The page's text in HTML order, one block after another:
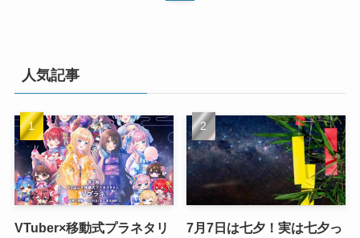
人気記事
VTuber×移動式プラネタリ
7月7日は七夕！実は七夕っ